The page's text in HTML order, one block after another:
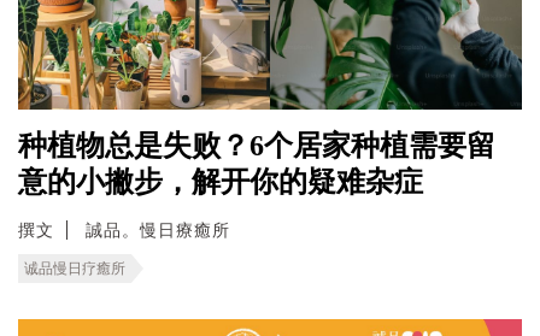
种植物总是失败？6个居家种植需要留
意的小撇步，解开你的疑难杂症
撰文 誠品。慢日療癒所
诚品慢日疗癒所